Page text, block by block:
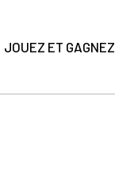
JOUEZ ET GAGNEZ